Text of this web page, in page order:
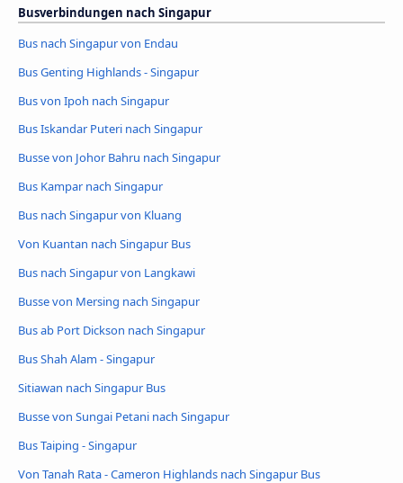
Busverbindungen nach Singapur
Bus nach Singapur von Endau
Bus Genting Highlands - Singapur
Bus von Ipoh nach Singapur
Bus Iskandar Puteri nach Singapur
Busse von Johor Bahru nach Singapur
Bus Kampar nach Singapur
Bus nach Singapur von Kluang
Von Kuantan nach Singapur Bus
Bus nach Singapur von Langkawi
Busse von Mersing nach Singapur
Bus ab Port Dickson nach Singapur
Bus Shah Alam - Singapur
Sitiawan nach Singapur Bus
Busse von Sungai Petani nach Singapur
Bus Taiping - Singapur
Von Tanah Rata - Cameron Highlands nach Singapur Bus